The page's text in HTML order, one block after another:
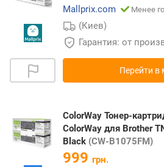
Mallprix.com
Менее
(Киев)
Гарантия: от
Перейти в
ColorWay Тонер-
ColorWay для Brother
Black (CW-B1075FM)
999 грн.